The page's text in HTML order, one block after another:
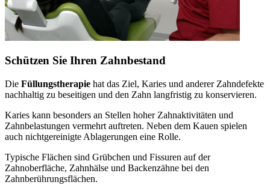
Schützen Sie Ihren Zahnbestand
Die Füllungstherapie hat das Ziel, Karies und anderer Zahndefekte
nachhaltig zu beseitigen und den Zahn langfristig zu konservieren.
Karies kann besonders an Stellen hoher Zahnaktivitäten und
Zahnbelastungen vermehrt auftreten. Neben dem Kauen spielen
auch nichtgereinigte Ablagerungen eine Rolle.
Typische Flächen sind Grübchen und Fissuren auf der
Zahnoberfläche, Zahnhälse und Backenzähne bei den
Zahnberührungsflächen.